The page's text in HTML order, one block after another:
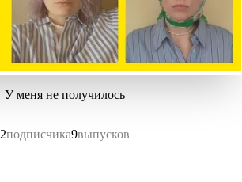
У меня не получилось
2подписчика9выпусков